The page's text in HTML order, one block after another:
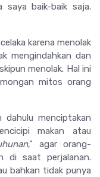
saya baik-baik saja.
karena menolak
mengindahkan dan
menolak. Hal ini
mitos orang
dahulu menciptakan
makan atau
,” agar orang-
di saat perjalanan.
bahkan tidak punya